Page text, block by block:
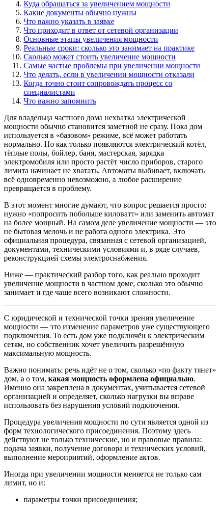
Куда обращаться за увеличением мощности
Какие документы обычно нужны
Что важно указать в заявке
Что приходит в ответ от сетевой организации
Основные этапы увеличения мощности
Реальные сроки: сколько это занимает на практике
Сколько может стоить увеличение мощности
Самые частые проблемы при увеличении мощности
Что делать, если в увеличении мощности отказали
Когда точно стоит сопровождать процесс со
специалистами
Что важно запомнить
Для владельца частного дома нехватка электрической
мощности обычно становится заметной не сразу. Пока дом
используется в «базовом» режиме, всё может работать
нормально. Но как только появляются электрический котёл,
тёплые полы, бойлер, баня, мастерская, зарядка
электромобиля или просто растёт число приборов, старого
лимита начинает не хватать. Автоматы выбивает, включать
всё одновременно невозможно, а любое расширение
превращается в проблему.
В этот момент многие думают, что вопрос решается просто:
нужно «попросить побольше киловатт» или заменить автомат
на более мощный. На самом деле увеличение мощности — это
не бытовая мелочь и не работа одного электрика. Это
официальная процедура, связанная с сетевой организацией,
документами, техническими условиями и, в ряде случаев,
реконструкцией схемы электроснабжения.
Ниже — практический разбор того, как реально проходит
увеличение мощности в частном доме, сколько это обычно
занимает и где чаще всего возникают сложности.
С юридической и технической точки зрения увеличение
мощности — это изменение параметров уже существующего
подключения. То есть дом уже подключён к электрическим
сетям, но собственник хочет увеличить разрешённую
максимальную мощность.
Важно понимать: речь идёт не о том, сколько «по факту тянет»
дом, а о том, какая мощность оформлена официально.
Именно она закреплена в документах, учитывается сетевой
организацией и определяет, сколько нагрузки вы вправе
использовать без нарушения условий подключения.
Процедура увеличения мощности по сути является одной из
форм технологического присоединения. Поэтому здесь
действуют не только технические, но и правовые правила:
подача заявки, получение договора и технических условий,
выполнение мероприятий, оформление актов.
Иногда при увеличении мощности меняется не только сам
лимит, но и:
параметры точки присоединения;